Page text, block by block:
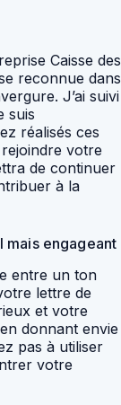
Caisse des
reconnue dans
J’ai suivi
suis
réalisés ces
votre
de continuer
à la
mais engageant
entre un ton
lettre de
et votre
donnant envie
pas à utiliser
votre